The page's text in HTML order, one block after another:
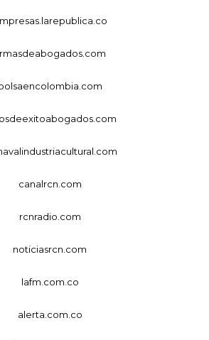
canalrcn.com
rcnradio.com
noticiasrcn.com
lafm.com.co
alerta.com.co